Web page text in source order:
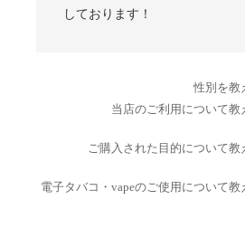
しております！
性別を教
当店のご利用について教
ご購入された目的について教
電子タバコ・vapeのご使用について教